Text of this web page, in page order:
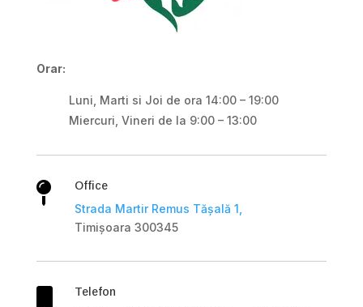
Orar:
Luni, Marti si Joi de ora 14:00 – 19:00
Miercuri, Vineri de la 9:00 – 13:00
 Office
Strada Martir Remus Tășală 1,
Timișoara 300345
Telefon